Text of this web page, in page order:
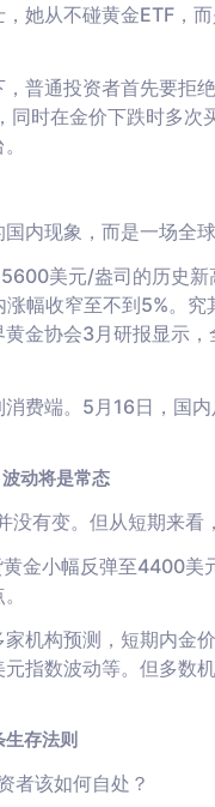
她从不碰黄金ETF，
普通投资者首先要拒
同时在金价下跌时多
内现象，而是一场全球
美元/盎司的历史
幅收窄至不到5%。
金协会3月研报显示
费端。5月16日，国
动将是常态
有变。但从短期来看
金小幅反弹至4400
机构预测，短期内金
指数波动等。但多数
存法则
者该如何自处？